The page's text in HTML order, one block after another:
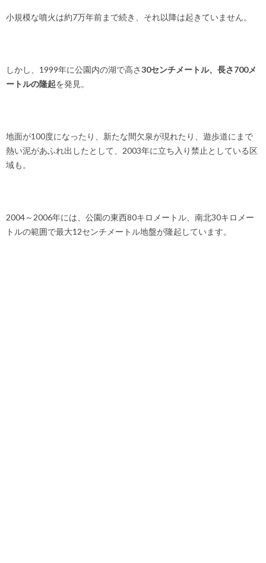
小規模な噴火は約7万年前まで続き、それ以降は起きていません。
しかし、1999年に公園内の湖で高さ30センチメートル、長さ700メ
ートルの隆起を発見。
地面が100度になったり、新たな間欠泉が現れたり、遊歩道にまで
熱い泥があふれ出したとして、2003年に立ち入り禁止としている区
域も。
2004～2006年には、公園の東西80キロメートル、南北30キロメー
トルの範囲で最大12センチメートル地盤が隆起しています。